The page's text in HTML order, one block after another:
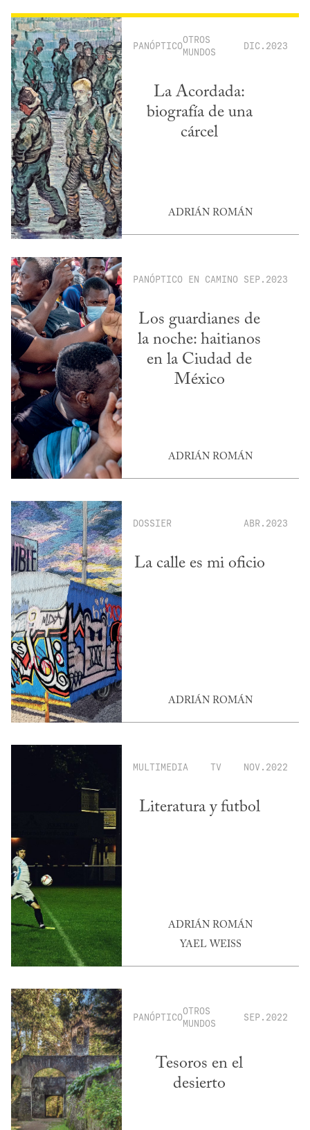
PANÓPTICOOTROS
MUNDOS
DIC.2023
La Acordada:
biografía de una
cárcel
ADRIÁN ROMÁN
PANÓPTICO EN CAMINO SEP.2023
Los guardianes de
la noche: haitianos
en la Ciudad de
México
ADRIÁN ROMÁN
DOSSIER ABR.2023
La calle es mi oficio
ADRIÁN ROMÁN
MULTIMEDIA TV NOV.2022
Literatura y futbol
ADRIÁN ROMÁN
YAEL WEISS
PANÓPTICOOTROS
MUNDOS
SEP.2022
Tesoros en el
desierto